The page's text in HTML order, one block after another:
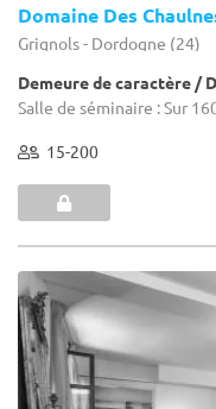
Domaine Des
Grignols - Dordogne (24)
Demeure de caractère /
Salle de séminaire : Sur
15-200